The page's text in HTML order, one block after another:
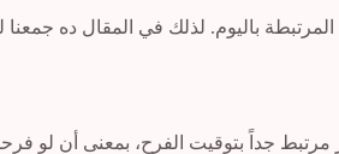
باليوم. لذلك في المقال ده
مرتبط جداً بتوقيت الفرح، بمعنى أن